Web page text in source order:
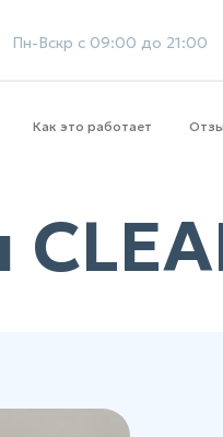
Пн-Вскр с 09:00 до 21:00
Как это работает